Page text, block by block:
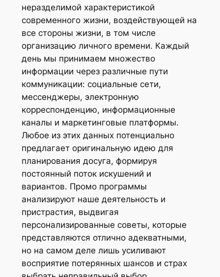
неразделимой характеристикой
современного жизни, воздействующей на
все стороны жизни, в том числе
организацию личного времени. Каждый
день мы принимаем множество
информации через различные пути
коммуникации: социальные сети,
мессенджеры, электронную
корреспонденцию, информационные
каналы и маркетинговые платформы.
Любое из этих данных потенциально
предлагает оригинальную идею для
планирования досуга, формируя
постоянный поток искушений и
вариантов. Промо программы
анализируют наше деятельность и
пристрастия, выдвигая
персонализированные советы, которые
представляются отлично адекватными,
но на самом деле лишь усиливают
восприятие потерянных шансов и страх